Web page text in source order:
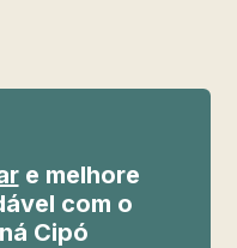
e melhore
com o
Cipó